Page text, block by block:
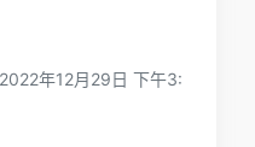
年12月29日 下午3: